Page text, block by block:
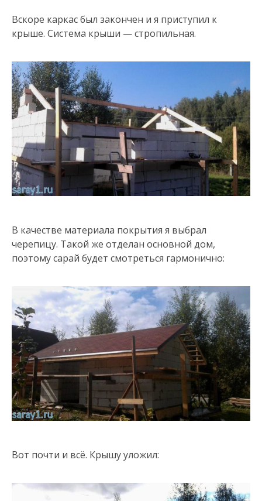
Вскоре каркас был закончен и я приступил к
крыше. Система крыши — стропильная.
В качестве материала покрытия я выбрал
черепицу. Такой же отделан основной дом,
поэтому сарай будет смотреться гармонично:
Вот почти и всё. Крышу уложил: